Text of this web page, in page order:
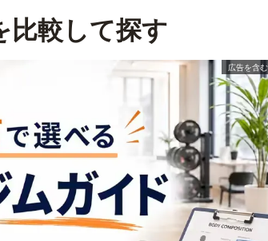
比較して探す